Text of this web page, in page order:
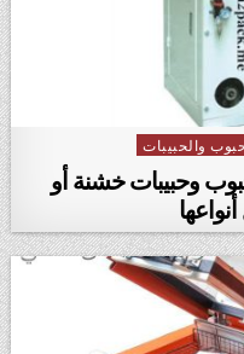
والحبيبات
وحبيبات خشنة أو